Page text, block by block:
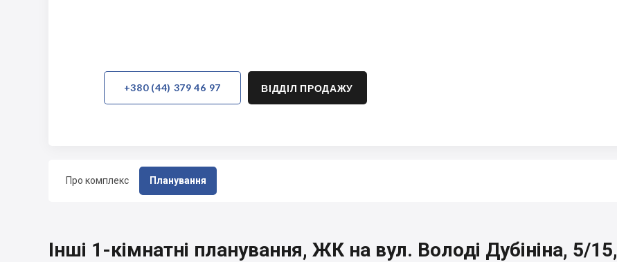
Про комплекс Планування
+380 (44) 379 46 97 ВІДДІЛ ПРОДАЖУ
Інші 1-кімнатні планування, ЖК на вул. Володі Дубініна, 5/